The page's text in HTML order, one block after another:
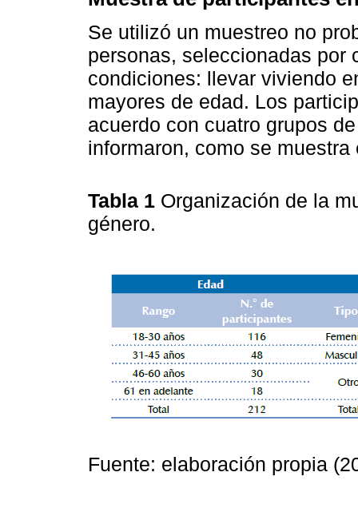
Se utilizó un muestreo no
personas, seleccionadas por
condiciones: llevar viviendo
mayores de edad. Los
acuerdo con cuatro grupos
informaron, como se
Tabla 1 Organización de la
género.
Fuente: elaboración propia